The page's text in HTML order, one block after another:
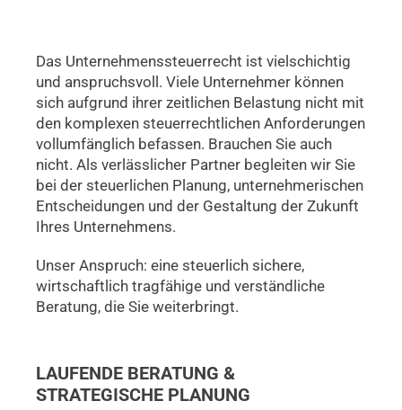
Das Unternehmenssteuerrecht ist vielschichtig
und anspruchsvoll. Viele Unternehmer können
sich aufgrund ihrer zeitlichen Belastung nicht mit
den komplexen steuerrechtlichen Anforderungen
vollumfänglich befassen. Brauchen Sie auch
nicht. Als verlässlicher Partner begleiten wir Sie
bei der steuerlichen Planung, unternehmerischen
Entscheidungen und der Gestaltung der Zukunft
Ihres Unternehmens.
Unser Anspruch: eine steuerlich sichere,
wirtschaftlich tragfähige und verständliche
Beratung, die Sie weiterbringt.
LAUFENDE BERATUNG &
STRATEGISCHE PLANUNG